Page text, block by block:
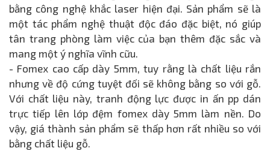
bằng công nghệ khắc laser hiện đại. Sản phẩm sẽ là
một tác phẩm nghệ thuật độc đáo đặc biệt, nó giúp
tân trang phòng làm việc của bạn thêm đặc sắc và
mang một ý nghĩa vĩnh cữu.
- Fomex cao cấp dày 5mm, tuy rằng là chất liệu rắn
nhưng về độ cứng tuyệt đối sẽ không bằng so với gỗ.
Với chất liệu này, tranh động lực được in ấn pp dán
trực tiếp lên lớp đệm fomex dày 5mm làm nền. Do
vậy, giá thành sản phẩm sẽ thấp hơn rất nhiều so với
bằng chất liệu gỗ.